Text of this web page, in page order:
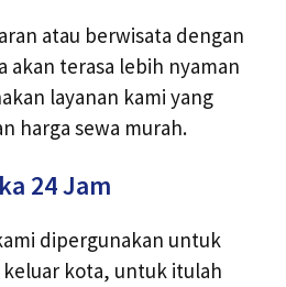
atau berwisata dengan
akan terasa lebih nyaman
layanan kami yang
harga sewa murah.
24 Jam
dipergunakan untuk
kota, untuk itulah